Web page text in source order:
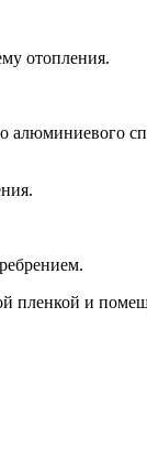
отопления.
алюминиевого
пленкой и